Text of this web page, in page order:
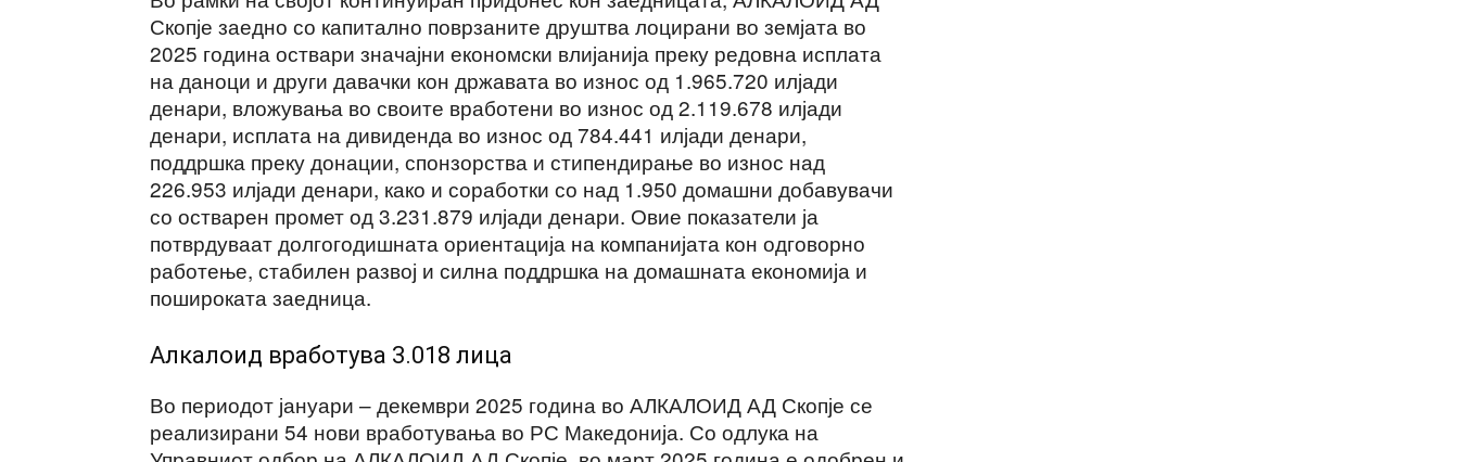
Скопје заедно со капитално поврзаните друштва лоцирани во земјата во
2025 година оствари значајни економски влијанија преку редовна исплата
на даноци и други давачки кон државата во износ од 1.965.720 илјади
денари, вложувања во своите вработени во износ од 2.119.678 илјади
денари, исплата на дивиденда во износ од 784.441 илјади денари,
поддршка преку донации, спонзорства и стипендирање во износ над
226.953 илјади денари, како и соработки со над 1.950 домашни добавувачи
со остварен промет од 3.231.879 илјади денари. Овие показатели ја
потврдуваат долгогодишната ориентација на компанијата кон одговорно
работење, стабилен развој и силна поддршка на домашната економија и
пошироката заедница.
Алкалоид вработува 3.018 лица
Во периодот јануари – декември 2025 година во АЛКАЛОИД АД Скопје се
реализирани 54 нови вработувања во РС Македонија. Со одлука на